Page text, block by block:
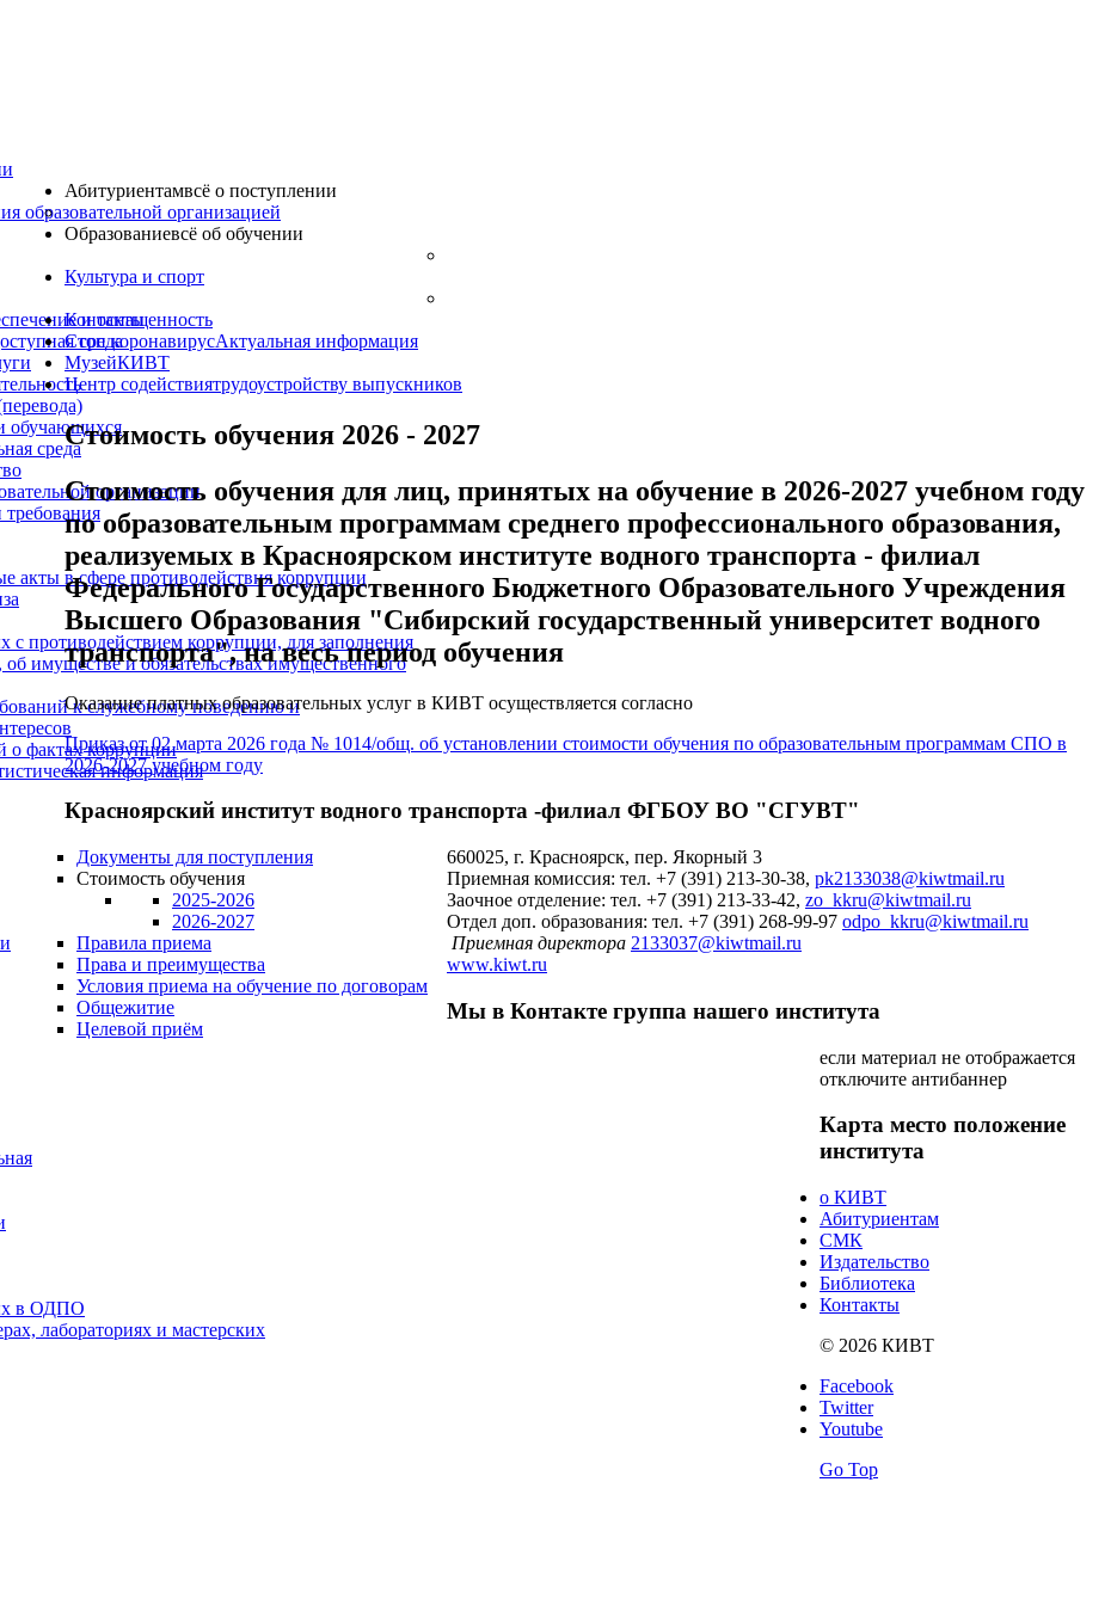
образовательной организацией
и оснащенность
среда
обучающихся
среда
организации
требования
акты в сфере противодействия коррупции
противодействием коррупции, для заполнения
имуществе и обязательствах имущественного
к служебному поведению и
о фактах коррупции
информация
Абитуриентамвсё о поступлении
Документы для поступления
Стоимость обучения
2025-2026
2026-2027
Правила приема
Права и преимущества
Условия приема на обучение по договорам
Общежитие
Целевой приём
Образованиевсё об обучении
в ОДПО
лабораториях и мастерских
Культура и спорт
Контакты
Стоп коронавирусАктуальная информация
МузейКИВТ
Центр содействиятрудоустройству выпускников
Стоимость обучения 2026 - 2027
Стоимость обучения для лиц, принятых на обучение в 2026-2027 учебном году
по образовательным программам среднего профессионального образования,
реализуемых в Красноярском институте водного транспорта - филиал
Федерального Государственного Бюджетного Образовательного Учреждения
Высшего Образования "Сибирский государственный университет водного
транспорта", на весь период обучения
Оказание платных образовательных услуг в КИВТ осуществляется согласно
Приказ от 02 марта 2026 года № 1014/общ. об установлении стоимости обучения по образовательным программам СПО в
2026-2027 учебном году
Красноярский институт водного транспорта -филиал ФГБОУ ВО "СГУВТ"
660025, г. Красноярск, пер. Якорный 3
Приемная комиссия: тел. +7 (391) 213-30-38, pk2133038@kiwtmail.ru
Заочное отделение: тел. +7 (391) 213-33-42, zo_kkru@kiwtmail.ru
Отдел доп. образования: тел. +7 (391) 268-99-97 odpo_kkru@kiwtmail.ru
Приемная директора 2133037@kiwtmail.ru
www.kiwt.ru
Мы в Контакте группа нашего института
если материал не отображается
отключите антибаннер
Карта место положение
института
о КИВТ
Абитуриентам
СМК
Издательство
Библиотека
Контакты
© 2026 КИВТ
Facebook
Twitter
Youtube
Go Top